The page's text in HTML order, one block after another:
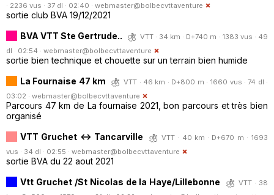
· 2236 vus · 37 dl · 02:40 · webmaster@bolbecvttaventure
sortie club BVA 19/12/2021
BVA VTT Ste Gertrude..
VTT · 34 km · D+740 m · 1383 vus · 49
dl · 02:54 · webmaster@bolbecvttaventure
sortie bien technique et chouette sur un terrain bien humide
La Fournaise 47 km
VTT · 46 km · D+800 m · 1660 vus · 74 dl ·
03:02 · webmaster@bolbecvttaventure
Parcours 47 km de La fournaise 2021, bon parcours et très bien
organisé
VTT Gruchet <-> Tancarville
VTT · 40 km · D+670 m · 1693
vus · 34 dl · 02:55 · webmaster@bolbecvttaventure
sortie BVA du 22 aout 2021
Vtt Gruchet /St Nicolas de la Haye/Lillebonne
VTT · 38